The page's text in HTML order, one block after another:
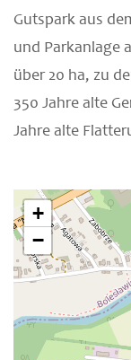
Gutspark aus
und Parkanlage
über 20 ha, zu
350 Jahre alte
Jahre alte
+
−